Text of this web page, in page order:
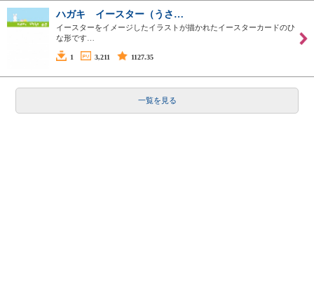
ハガキ イースター（うさ…
イースターをイメージしたイラストが描かれたイースターカードのひ
な形です…
1 3,211 1127.35
一覧を見る